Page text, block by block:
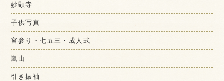
妙顕寺
子供写真
宮参り・七五三・成人式
嵐山
引き振袖